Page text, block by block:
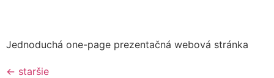
Jednoduchá one-page prezentačná webová stránka
← staršie